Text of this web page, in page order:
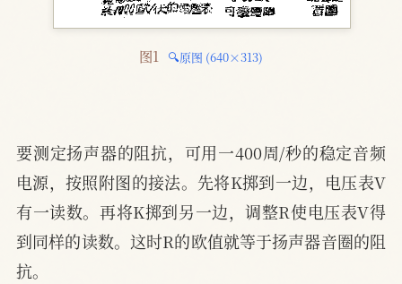
图1 🔍原图 (640×313)
要测定扬声器的阻抗，可用一400周/秒的稳定音频
电源，按照附图的接法。先将K掷到一边，电压表V
有一读数。再将K掷到另一边，调整R使电压表V得
到同样的读数。这时R的欧值就等于扬声器音圈的阻
抗。